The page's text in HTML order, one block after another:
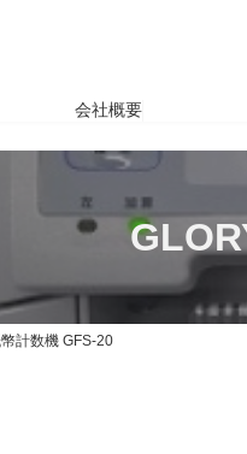
会社概要
計数機 GFS-20